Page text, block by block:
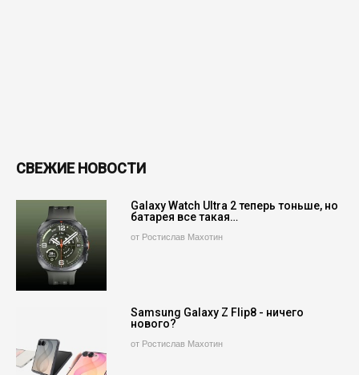
СВЕЖИЕ НОВОСТИ
Galaxy Watch Ultra 2 теперь тоньше, но
батарея все такая…
от Ростислав Махотин
Samsung Galaxy Z Flip8 - ничего
нового?
от Ростислав Махотин